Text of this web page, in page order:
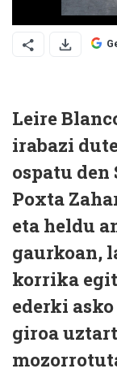
Leire
irabazi
ospatu den
Poxta
eta heldu
gaurkoan,
korrika
ederki
giroa